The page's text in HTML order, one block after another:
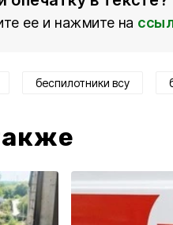
ее и нажмите на
беспилотники всу